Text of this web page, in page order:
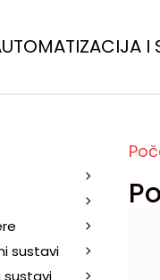
I
sustavi
sustavi